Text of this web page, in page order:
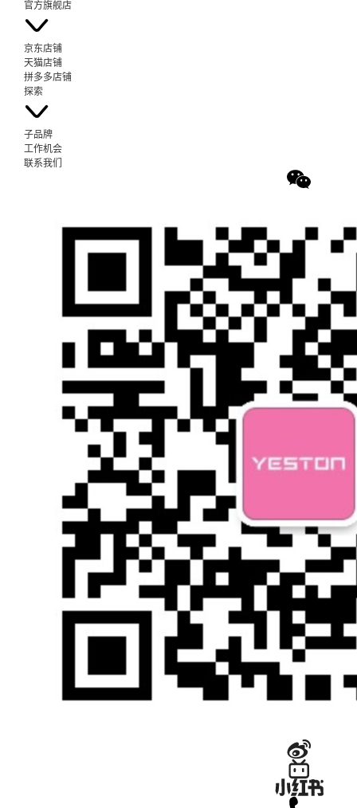
官方旗舰店
京东店铺
天猫店铺
拼多多店铺
探索
子品牌
工作机会
联系我们